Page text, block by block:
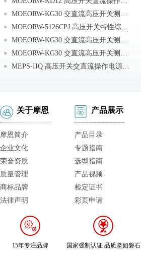
MOEORW-KG30 交直流高压开关测试系统仪器送检说明
MOEORW-5126CPJ 高压开关特性综合测试仪注意事项
MOEORW-KG30 交直流高压开关测试系统技术答疑
MOEORW-KG30 交直流高压开关测试系统测试现场常见技术问题及处理办法
MEPS-IIQ 高压开关交直流操作电源现场接线
关于摩恩
摩恩简介
企业文化
荣誉资质
质量管理
商标品牌
法律声明
产品展示
产品目录
专题指南
选型指南
产品视频
检定证书
彩页申请
15年专注品牌 国家强制认证 品质坚如磐石